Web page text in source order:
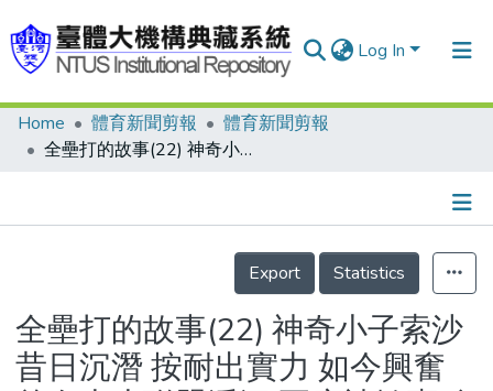
Log In
Communities & Collections
Statistics
Home 體育新聞剪報
體育新聞剪報
全壘打的故事(22) 神奇小子索沙 昔日沉潛 按耐出實力 如今興奮 曾在大小聯盟浮沉 兩度被轉賣 自我改造終於一棒沖天
Details
Export
Statistics
全壘打的故事(22) 神奇小子索沙
昔日沉潛 按耐出實力 如今興奮